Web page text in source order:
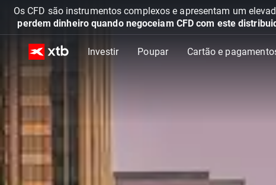
Os CFD são instrumentos complexos e apresentam um
perdem dinheiro quando negoceiam CFD com este
Investir Poupar Cartão e